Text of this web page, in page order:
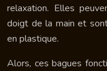
relaxation. Elles
doigt de la main et
en plastique.
Alors, ces bagues